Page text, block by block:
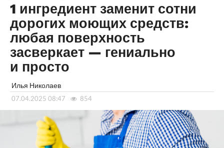
1 ингредиент заменит сотни
дорогих моющих средств:
любая поверхность
засверкает — гениально
и просто
Илья Николаев
07.04.2025 08:47 854